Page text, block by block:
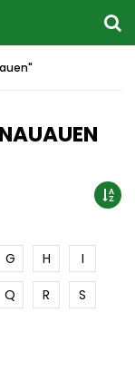
G H
I
Q R
S